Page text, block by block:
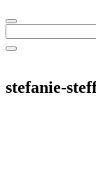
nach
stefanie-